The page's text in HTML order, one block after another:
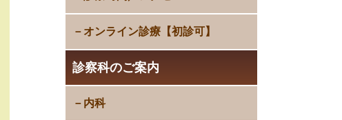
オンライン診療【初診可】
診察科のご案内
内科